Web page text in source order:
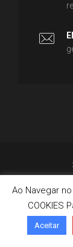
Ao Navegar
COOKIES
Aceitar